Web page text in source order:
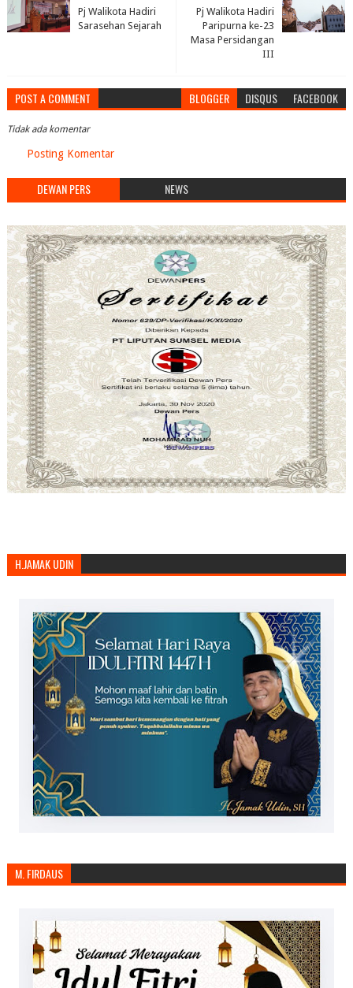
Pj Walikota Hadiri
Paripurna ke-23
Masa Persidangan
III
Pj Walikota Hadiri
Sarasehan Sejarah
POST A COMMENT BLOGGER DISQUS FACEBOOK
Tidak ada komentar
Posting Komentar
DEWAN PERS NEWS
H.JAMAK UDIN
M. FIRDAUS